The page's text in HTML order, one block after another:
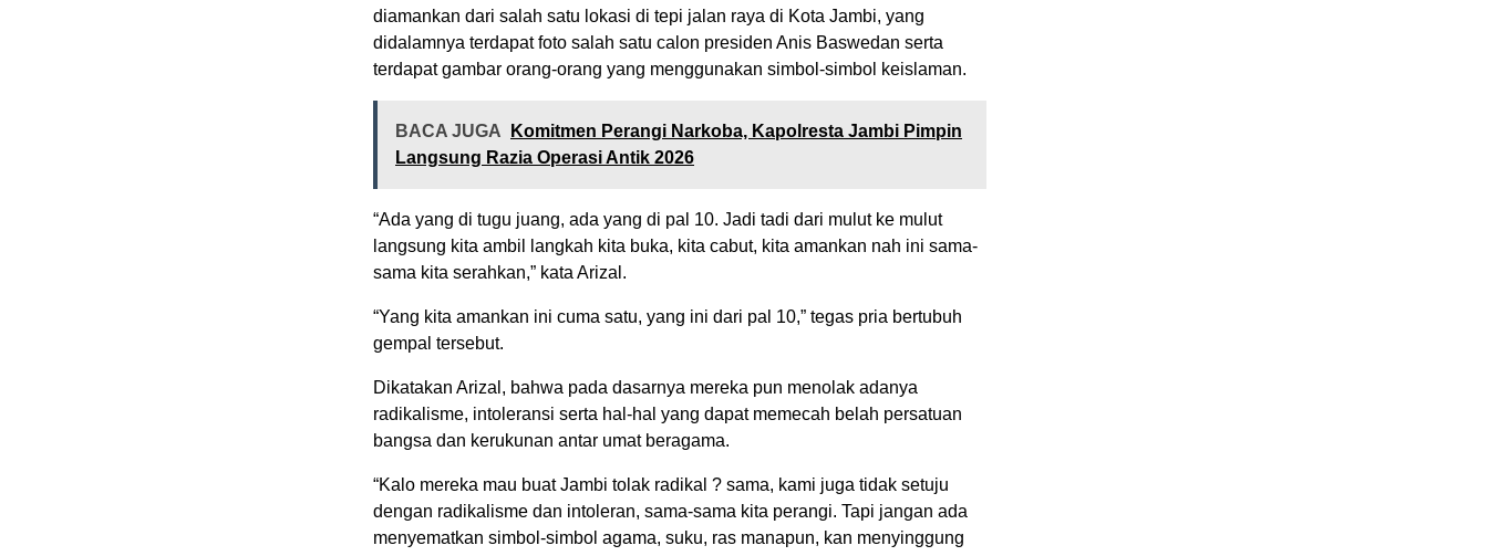
diamankan dari salah satu lokasi di tepi jalan raya di Kota Jambi, yang
didalamnya terdapat foto salah satu calon presiden Anis Baswedan serta
terdapat gambar orang-orang yang menggunakan simbol-simbol keislaman.
BACA JUGA
Komitmen Perangi Narkoba, Kapolresta Jambi Pimpin
Langsung Razia Operasi Antik 2026
“Ada yang di tugu juang, ada yang di pal 10. Jadi tadi dari mulut ke mulut
langsung kita ambil langkah kita buka, kita cabut, kita amankan nah ini sama-
sama kita serahkan,” kata Arizal.
“Yang kita amankan ini cuma satu, yang ini dari pal 10,” tegas pria bertubuh
gempal tersebut.
Dikatakan Arizal, bahwa pada dasarnya mereka pun menolak adanya
radikalisme, intoleransi serta hal-hal yang dapat memecah belah persatuan
bangsa dan kerukunan antar umat beragama.
“Kalo mereka mau buat Jambi tolak radikal ? sama, kami juga tidak setuju
dengan radikalisme dan intoleran, sama-sama kita perangi. Tapi jangan ada
menyematkan simbol-simbol agama, suku, ras manapun, kan menyinggung